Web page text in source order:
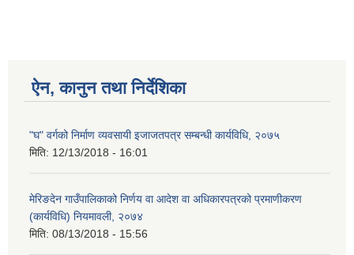
ऐन, कानुन तथा निर्देशिका
"घ" वर्गको निर्माण व्यवसायी इजाजतपत्र सम्बन्धी कार्यविधि, २०७५
मिति: 12/13/2018 - 16:01
मेरिङदेन गाउँपालिकाको निर्णय वा आदेश वा अधिकारपत्रको प्रमाणीकरण
(कार्यविधि) नियमावली, २०७४
मिति: 08/13/2018 - 15:56